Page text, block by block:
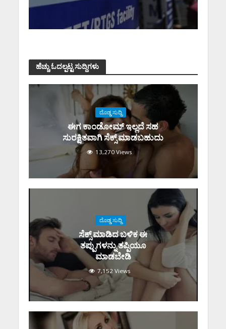
ಹೆಚ್ಚು ಓದಲ್ಪಟ್ಟ ಸುದ್ದಿಗಳು
ದೊಡ್ಡ ಸುದ್ದಿ
ಈಗ ಕಾಂಡೋಮ್‌ ಇಲ್ಲದೆ ಸಹ
ಸುರಕ್ಷಿತವಾಗಿ ಸೆಕ್ಸ್‌ ಮಾಡಬಹುದು
13,270 Views
ದೊಡ್ಡ ಸುದ್ದಿ
ಸೆಕ್ಸ್‌ ಮಾಡಿದ ಬಳಿಕ ಈ
ತಪ್ಪುಗಳನ್ನು ತಪ್ಪಿಯೂ
ಮಾಡಬೇಡಿ
7,152 Views